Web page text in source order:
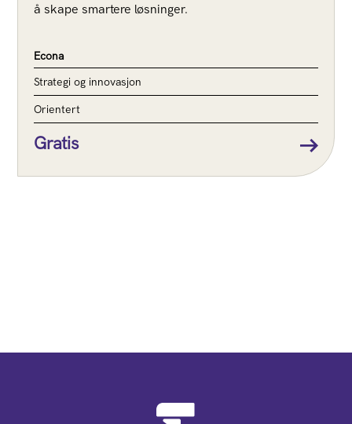
å skape smartere løsninger.
Econa
Strategi og innovasjon
Orientert
Gratis